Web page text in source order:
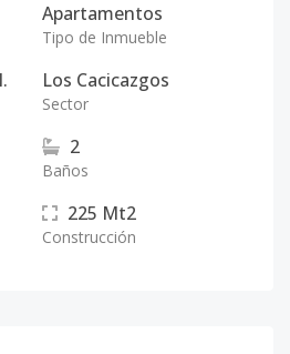
Apartamentos
Tipo de Inmueble
Los Cacicazgos
Sector
2
Baños
225 Mt2
Construcción